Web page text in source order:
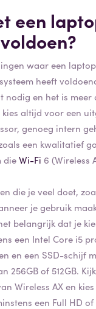
een
waar een
heeft
nodig en het is
altijd voor een
genoeg intern
een kwalitatief
dieWi-Fi 6 (Wireless
die je veel doet,
je gebruik
belangrijk dat je
een Intel Core i5
en een SSD-schijf
256GB of 512GB.
Wireless AX en
een Full HD